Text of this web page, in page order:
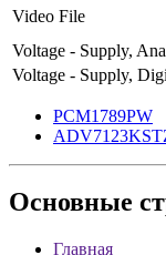
Video File
Voltage - Supply,
Voltage - Supply,
PCM1789PW
Основные
Главная